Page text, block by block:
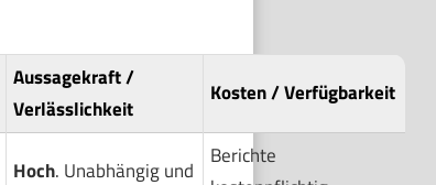
Aussagekraft /
Verlässlichkeit
Kosten / Verfügbarkeit
Hoch. Unabhängig und
Berichte